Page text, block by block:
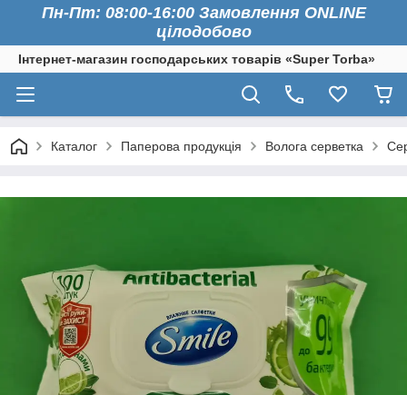
Пн-Пт: 08:00-16:00 Замовлення ONLINE
цілодобово
Інтернет-магазин господарських товарів «Super Torba»
Каталог Паперова продукція Волога серветка